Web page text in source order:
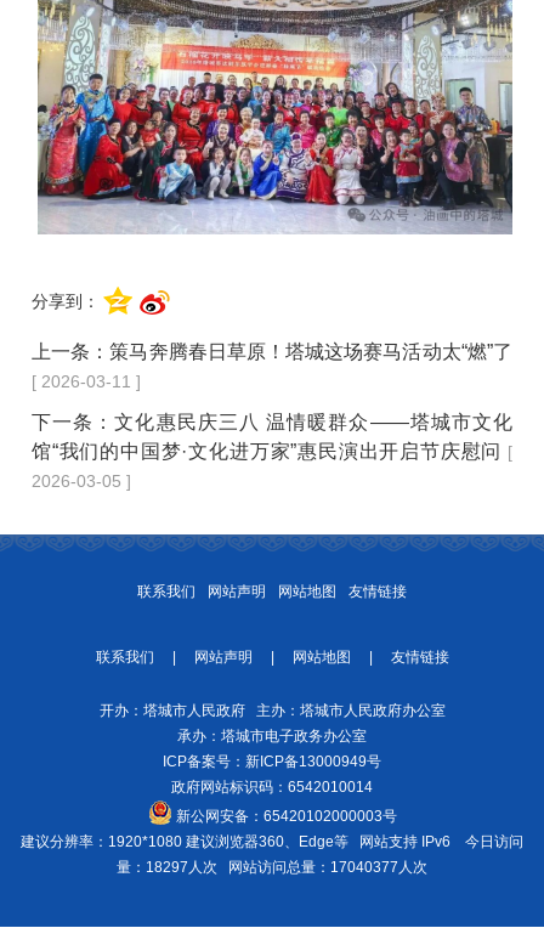
分享到：
上一条：策马奔腾春日草原！塔城这场赛马活动太“燃”了
[ 2026-03-11 ]
下一条：文化惠民庆三八 温情暖群众——塔城市文化
馆“我们的中国梦·文化进万家”惠民演出开启节庆慰问 [
2026-03-05 ]
联系我们 网站声明 网站地图 友情链接
联系我们 网站声明 网站地图 友情链接
开办：塔城市人民政府 主办：塔城市人民政府办公室
承办：塔城市电子政务办公室
ICP备案号： 新ICP备13000949号
政府网站标识码：6542010014
新公网安备： 65420102000003号
建议分辨率：1920*1080 建议浏览器360、Edge等 网站支持 IPv6
今日访问
量：18297人次
网站访问总量：17040377人次